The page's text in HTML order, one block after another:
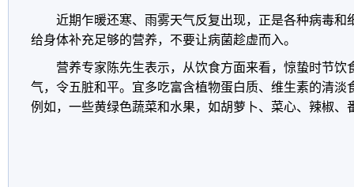
近期乍暖还寒、雨雾天气反复出现，正是各种病毒和
给身体补充足够的营养，不要让病菌趁虚而入。
营养专家陈先生表示，从饮食方面来看，惊蛰时节饮
气，令五脏和平。宜多吃富含植物蛋白质、维生素的清淡
例如，一些黄绿色蔬菜和水果，如胡萝卜、菜心、辣椒、